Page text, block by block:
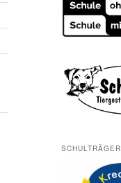
SCHULTRÄGER